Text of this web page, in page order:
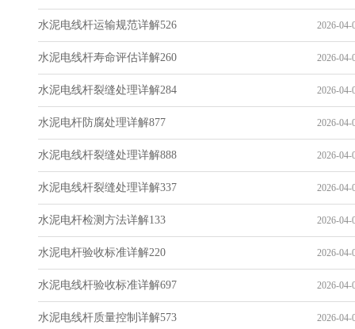
水泥电线杆运输规范详解526 2026-04-
水泥电线杆寿命评估详解260 2026-04-
水泥电线杆裂缝处理详解284 2026-04-
水泥电杆防腐处理详解877 2026-04-
水泥电线杆裂缝处理详解888 2026-04-
水泥电线杆裂缝处理详解337 2026-04-
水泥电杆检测方法详解133 2026-04-
水泥电杆验收标准详解220 2026-04-
水泥电线杆验收标准详解697 2026-04-
水泥电线杆质量控制详解573 2026-04-